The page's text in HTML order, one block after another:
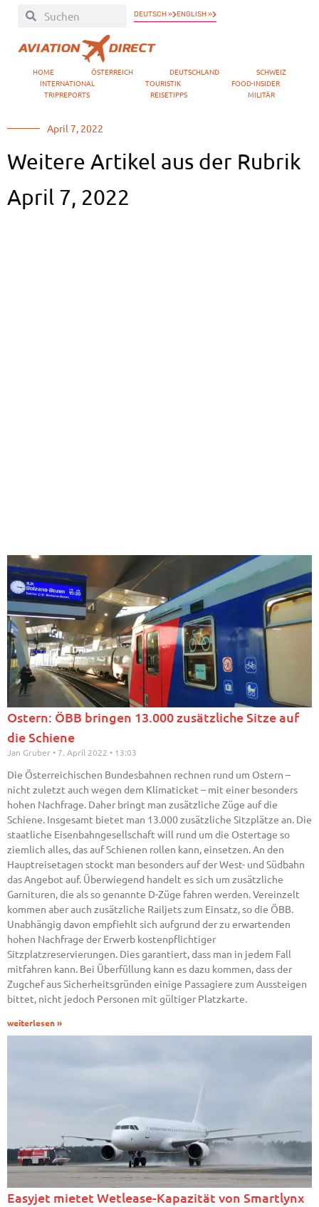
DEUTSCH » ENGLISH »
HOME ÖSTERREICH DEUTSCHLAND
SCHWEIZ
INTERNATIONAL
TOURISTIK
FOOD-INSIDER
TRIPREPORTS
REISETIPPS MILITÄR
April 7, 2022
Weitere Artikel aus der Rubrik
April 7, 2022
Ostern: ÖBB bringen 13.000 zusätzliche Sitze auf
die Schiene
Jan Gruber 7. April 2022 13:03
Die Österreichischen Bundesbahnen rechnen rund um Ostern –
nicht zuletzt auch wegen dem Klimaticket – mit einer besonders
hohen Nachfrage. Daher bringt man zusätzliche Züge auf die
Schiene. Insgesamt bietet man 13.000 zusätzliche Sitzplätze an. Die
staatliche Eisenbahngesellschaft will rund um die Ostertage so
ziemlich alles, das auf Schienen rollen kann, einsetzen. An den
Hauptreisetagen stockt man besonders auf der West- und Südbahn
das Angebot auf. Überwiegend handelt es sich um zusätzliche
Garnituren, die als so genannte D-Züge fahren werden. Vereinzelt
kommen aber auch zusätzliche Railjets zum Einsatz, so die ÖBB.
Unabhängig davon empfiehlt sich aufgrund der zu erwartenden
hohen Nachfrage der Erwerb kostenpflichtiger
Sitzplatzreservierungen. Dies garantiert, dass man in jedem Fall
mitfahren kann. Bei Überfüllung kann es dazu kommen, dass der
Zugchef aus Sicherheitsgründen einige Passagiere zum Aussteigen
bittet, nicht jedoch Personen mit gültiger Platzkarte.
weiterlesen »
Easyjet mietet Wetlease-Kapazität von Smartlynx